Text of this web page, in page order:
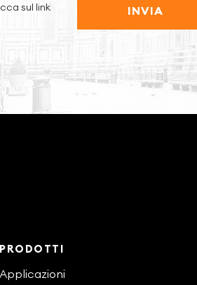
sul link
INVIA
PRODOTTI
Applicazioni